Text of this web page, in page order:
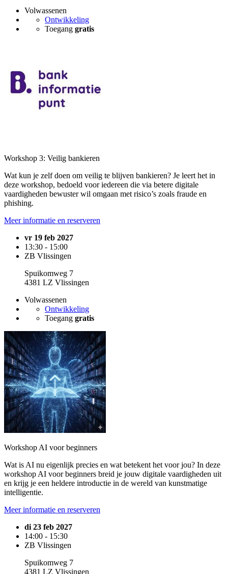
Volwassenen
Ontwikkeling
Toegang gratis
Workshop 3: Veilig bankieren
Wat kun je zelf doen om veilig te blijven bankieren? Je leert het in
deze workshop, bedoeld voor iedereen die via betere digitale
vaardigheden bewuster wil omgaan met risico’s zoals fraude en
phishing.
Meer informatie en reserveren
vr 19 feb 2027
13:30 - 15:00
ZB Vlissingen
Spuikomweg 7
4381 LZ Vlissingen
Volwassenen
Ontwikkeling
Toegang gratis
Workshop AI voor beginners
Wat is AI nu eigenlijk precies en wat betekent het voor jou? In deze
workshop AI voor beginners breid je jouw digitale vaardigheden uit
en krijg je een heldere introductie in de wereld van kunstmatige
intelligentie.
Meer informatie en reserveren
di 23 feb 2027
14:00 - 15:30
ZB Vlissingen
Spuikomweg 7
4381 LZ Vlissingen